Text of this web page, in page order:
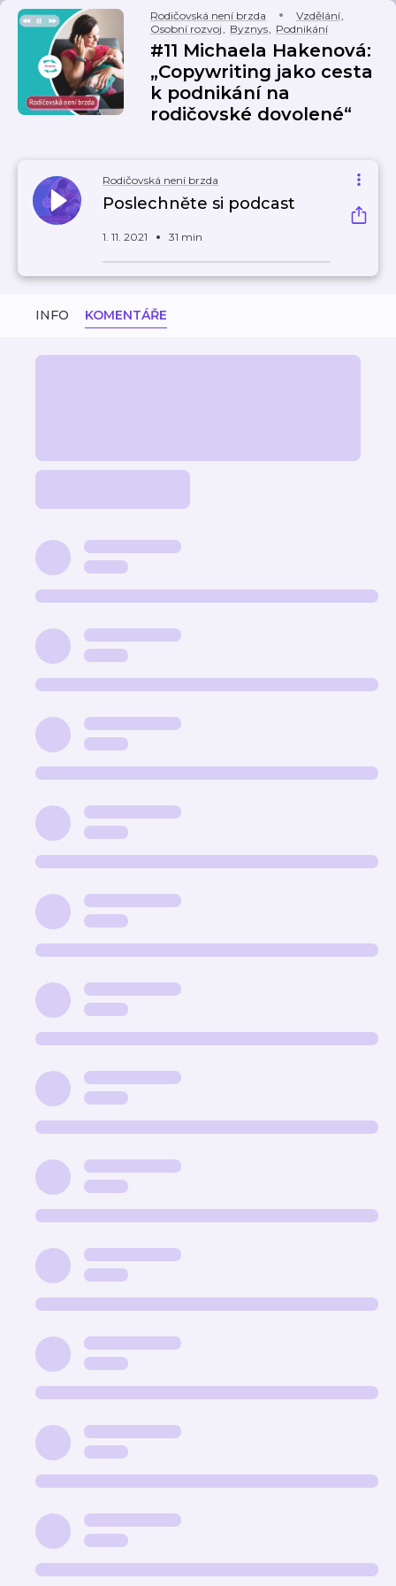
Rodičovská není brzda Vzdělání,
Osobní rozvoj, Byznys, Podnikání
#11 Michaela Hakenová:
„Copywriting jako cesta
k podnikání na
rodičovské dovolené“
Rodičovská není brzda
Poslechněte si podcast
1. 11. 2021 31 min
INFO KOMENTÁŘE